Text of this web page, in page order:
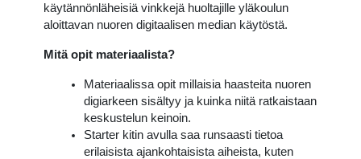
käytännönläheisiä vinkkejä huoltajille yläkoulun
aloittavan nuoren digitaalisen median käytöstä.
Mitä opit materiaalista?
Materiaalissa opit millaisia haasteita nuoren
digiarkeen sisältyy ja kuinka niitä ratkaistaan
keskustelun keinoin.
Starter kitin avulla saa runsaasti tietoa
erilaisista ajankohtaisista aiheista, kuten